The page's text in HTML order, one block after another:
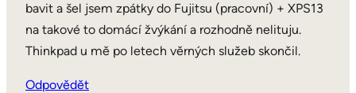
bavit a šel jsem zpátky do Fujitsu (pracovní) + XPS13
na takové to domácí žvýkání a rozhodně nelituju.
Thinkpad u mě po letech věrných služeb skončil.
Odpovědět